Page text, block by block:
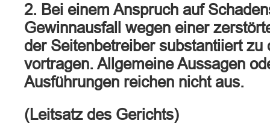
2. Bei einem Anspruch auf
Gewinnausfall wegen einer
der Seitenbetreiber substantiiert zu
vortragen. Allgemeine Aussagen
Ausführungen reichen nicht aus.
(Leitsatz des Gerichts)